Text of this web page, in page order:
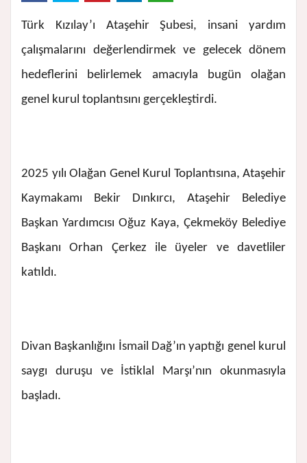
Türk Kızılay’ı Ataşehir Şubesi, insani yardım
çalışmalarını değerlendirmek ve gelecek dönem
hedeflerini belirlemek amacıyla bugün olağan
genel kurul toplantısını gerçekleştirdi.
2025 yılı Olağan Genel Kurul Toplantısına, Ataşehir
Kaymakamı Bekir Dınkırcı, Ataşehir Belediye
Başkan Yardımcısı Oğuz Kaya, Çekmeköy Belediye
Başkanı Orhan Çerkez ile üyeler ve davetliler
katıldı.
Divan Başkanlığını İsmail Dağ’ın yaptığı genel kurul
saygı duruşu ve İstiklal Marşı’nın okunmasıyla
başladı.